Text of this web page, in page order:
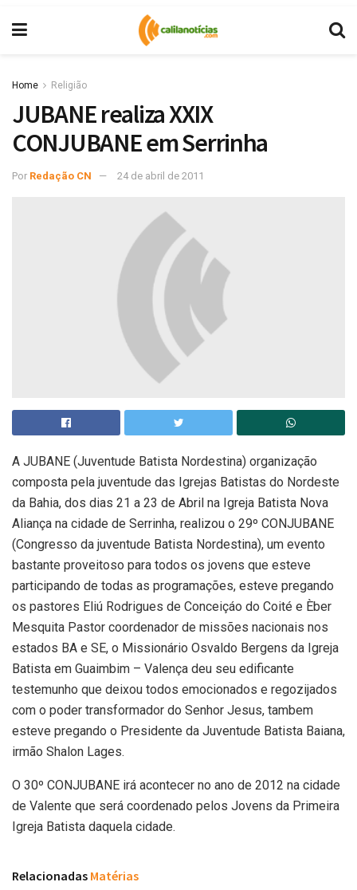
Home Religião
JUBANE realiza XXIX
CONJUBANE em Serrinha
Por Redação CN 24 de abril de 2011
A JUBANE (Juventude Batista Nordestina) organização
composta pela juventude das Igrejas Batistas do Nordeste
da Bahia, dos dias 21 a 23 de Abril na Igreja Batista Nova
Aliança na cidade de Serrinha, realizou o 29º CONJUBANE
(Congresso da juventude Batista Nordestina), um evento
bastante proveitoso para todos os jovens que esteve
participando de todas as programações, esteve pregando
os pastores Eliú Rodrigues de Conceiçáo do Coité e Èber
Mesquita Pastor coordenador de missões nacionais nos
estados BA e SE, o Missionário Osvaldo Bergens da Igreja
Batista em Guaimbim – Valença deu seu edificante
testemunho que deixou todos emocionados e regozijados
com o poder transformador do Senhor Jesus, tambem
esteve pregando o Presidente da Juventude Batista Baiana,
irmão Shalon Lages.
O 30º CONJUBANE irá acontecer no ano de 2012 na cidade
de Valente que será coordenado pelos Jovens da Primeira
Igreja Batista daquela cidade.
Relacionadas Matérias